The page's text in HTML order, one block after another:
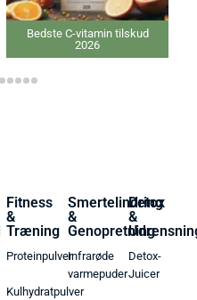
Bedste C-vitamin tilskud
2026
Fitness
&
Træning
Proteinpulver
Kulhydratpulver
Smertelindring
&
Genopretning
Infrarøde
varmepuder
Detox
&
Detox-
Juicer